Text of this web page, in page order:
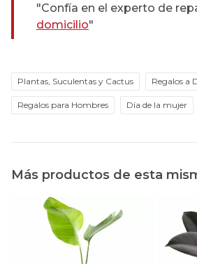
"Confía en el experto de
domicilio"
Plantas, Suculentas y Cactus Regalos a
Regalos para Hombres Día de la mujer
Más productos de esta